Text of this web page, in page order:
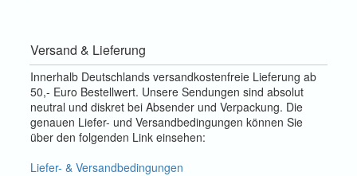
Versand & Lieferung
Innerhalb Deutschlands versandkostenfreie Lieferung ab
50,- Euro Bestellwert. Unsere Sendungen sind absolut
neutral und diskret bei Absender und Verpackung. Die
genauen Liefer- und Versandbedingungen können Sie
über den folgenden Link einsehen:
Liefer- & Versandbedingungen